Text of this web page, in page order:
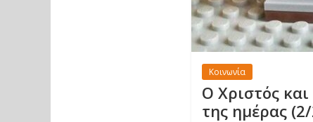
Κοινωνία
Ο Χριστός
της ημέρας